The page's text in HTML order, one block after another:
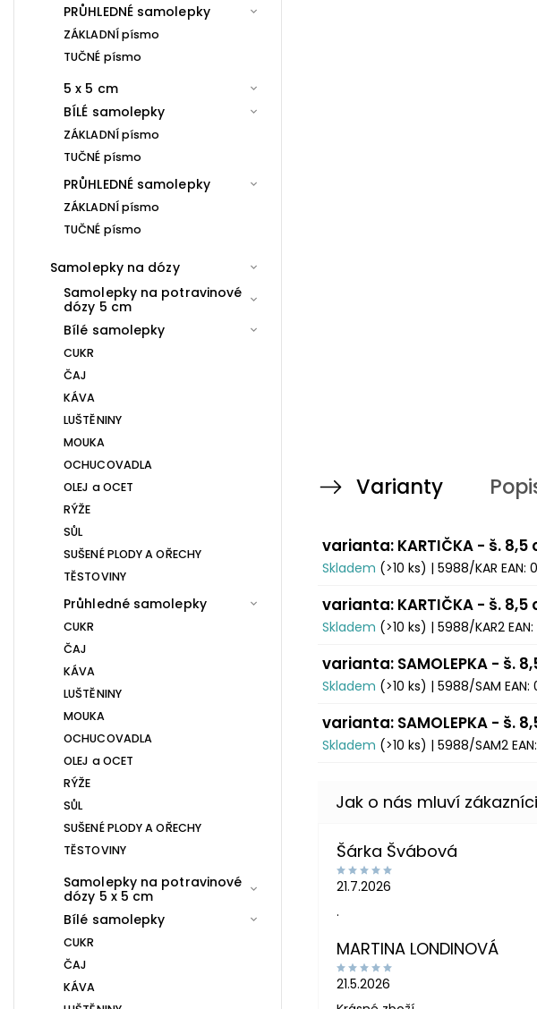
PRŮHLEDNÉ samolepky
ZÁKLADNÍ písmo
TUČNÉ písmo
5 x 5 cm
BÍLÉ samolepky
ZÁKLADNÍ písmo
TUČNÉ písmo
PRŮHLEDNÉ samolepky
ZÁKLADNÍ písmo
TUČNÉ písmo
Samolepky na dózy
Samolepky na potravinové
dózy 5 cm
Bílé samolepky
CUKR
ČAJ
KÁVA
LUŠTĚNINY
MOUKA
OCHUCOVADLA
OLEJ a OCET
RÝŽE
SŮL
SUŠENÉ PLODY A OŘECHY
TĚSTOVINY
Průhledné samolepky
CUKR
ČAJ
KÁVA
LUŠTĚNINY
MOUKA
OCHUCOVADLA
OLEJ a OCET
RÝŽE
SŮL
SUŠENÉ PLODY A OŘECHY
TĚSTOVINY
Samolepky na potravinové
dózy 5 x 5 cm
Bílé samolepky
CUKR
ČAJ
KÁVA
Varianty
varianta: KARTIČKA - š. 8,5
Skladem (>10 ks) | 5988/KAR EAN:
varianta: KARTIČKA - š.
Skladem (>10 ks) | 5988/KAR2 EAN:
varianta: SAMOLEPKA - š.
Skladem (>10 ks) | 5988/SAM EAN:
varianta: SAMOLEPKA - š.
Skladem (>10 ks) | 5988/SAM2 EAN:
Šárka Švábová
21.7.2026
.
MARTINA LONDINOVÁ
21.5.2026